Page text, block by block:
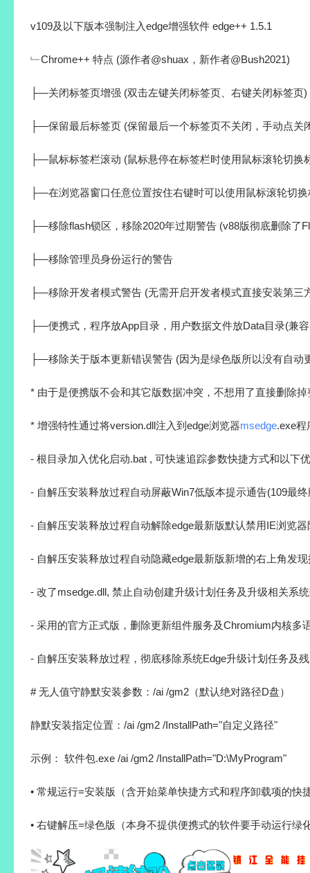
v109及以下版本强制注入edge增强软件 edge++ 1.5.1
﹂Chrome++ 特点 (源作者@shuax，新作者@Bush2021)
├—关闭标签页增强 (双击左键关闭标签页、右键关闭标签页)
├—保留最后标签页 (保留最后一个标签页不关闭，手动点关
├—鼠标标签栏滚动 (鼠标悬停在标签栏时使用鼠标滚轮切换
├—在浏览器窗口任意位置按住右键时可以使用鼠标滚轮切
├—移除flash锁区，移除2020年过期警告 (v88版彻底删除了
├—移除管理员身份运行的警告
├—移除开发者模式警告 (无需开启开发者模式直接安装第三
├—便携式，程序放App目录，用户数据文件放Data目录(兼
├—移除关于版本更新错误警告 (因为是绿色版所以没有自动
* 由于是便携版不会和其它版数据冲突，不想用了直接删除
* 增强特性通过将version.dll注入到edge浏览器msedge.exe程
- 根目录加入优化启动.bat , 可快速追踪参数快捷方式和以下
- 自解压安装释放过程自动屏蔽Win7低版本提示通告(109最
- 自解压安装释放过程自动解除edge最新版默认禁用IE浏览器
- 自解压安装释放过程自动隐藏edge最新版新增的右上角发
- 改了msedge.dll, 禁止自动创建升级计划任务及升级相关系
- 采用的官方正式版，删除更新组件服务及Chromium内核多
- 自解压安装释放过程，彻底移除系统Edge升级计划任务及
# 无人值守静默安装参数：/ai /gm2（默认绝对路径D盘）
静默安装指定位置：/ai /gm2 /InstallPath="自定义路径"
示例： 软件包.exe /ai /gm2 /InstallPath="D:\MyProgram"
• 常规运行=安装版（含开始菜单快捷方式和程序卸载项的快
• 右键解压=绿色版（本身不提供便携式的软件要手动运行绿